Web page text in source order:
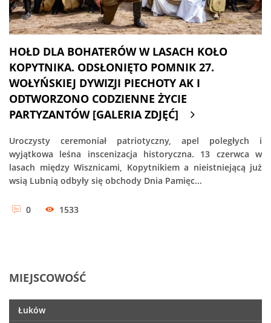
HOŁD DLA BOHATERÓW W LASACH KOŁO
KOPYTNIKA. ODSŁONIĘTO POMNIK 27.
WOŁYŃSKIEJ DYWIZJI PIECHOTY AK I
ODTWORZONO CODZIENNE ŻYCIE
PARTYZANTÓW [GALERIA ZDJĘĆ]
Uroczysty ceremoniał patriotyczny, apel poległych i
wyjątkowa leśna inscenizacja historyczna. 13 czerwca w
lasach między Wisznicami, Kopytnikiem a nieistniejącą już
wsią Lubnią odbyły się obchody Dnia Pamięc...
0 1533
MIEJSCOWOŚĆ
Łuków